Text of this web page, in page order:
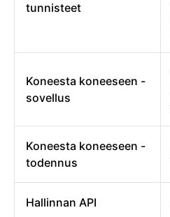
tunnisteet
Koneesta koneeseen -
sovellus
Koneesta koneeseen -
todennus
Hallinnan API